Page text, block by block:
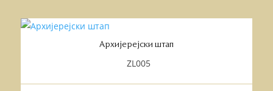
Архијерејски штап
ZL005